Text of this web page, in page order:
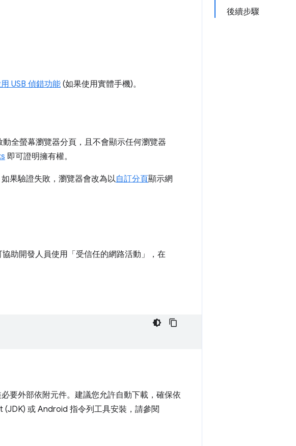
後續步驟
USB 偵錯功能 (如果使用實體手機)。
全螢幕瀏覽器分頁，且不會顯示任何瀏覽器
即可證明擁有權。
果驗證失敗，瀏覽器會改為以自訂分頁顯示網
助開發人員使用「受信任的網路活動」，在
要外部依附元件。建議您允許自動下載，確保依
或 Android 指令列工具安裝，請參閱